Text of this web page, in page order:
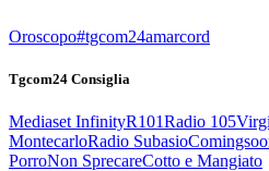
Oroscopo#tgcom24amarcord
Tgcom24 Consiglia
Mediaset InfinityR101Radio 105
MontecarloRadio Subasio
PorroNon SprecareCotto e Mangiato